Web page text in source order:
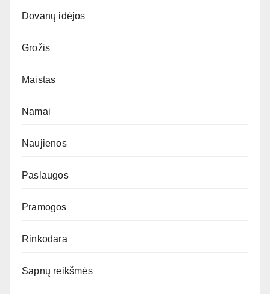
Dovanų idėjos
Grožis
Maistas
Namai
Naujienos
Paslaugos
Pramogos
Rinkodara
Sapnų reikšmės